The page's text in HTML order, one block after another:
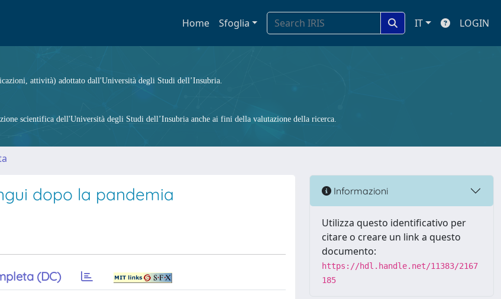
Home Sfoglia IT LOGIN
attività) adottato dall'Università degli Studi dell’Insubria.
scientifica dell'Università degli Studi dell’Insubria anche ai fini della valutazione della ricerca.
dopo la pandemia
(DC)
Informazioni
Utilizza questo identificativo per
citare o creare un link a questo
documento:
https://hdl.handle.net/11383/2167
185